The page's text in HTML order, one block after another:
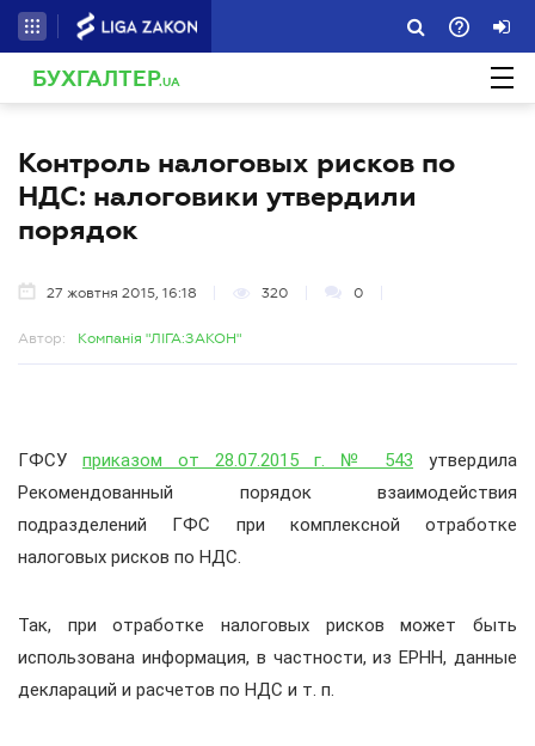
БУХГАЛТЕР.UA
Контроль налоговых рисков по
НДС: налоговики утвердили
порядок
27 жовтня 2015, 16:18 320 0
Автор: Компанія "ЛІГА:ЗАКОН"
ГФСУ приказом от 28.07.2015 г. № 543 утвердила
Рекомендованный порядок взаимодействия
подразделений ГФС при комплексной отработке
налоговых рисков по НДС.
Так, при отработке налоговых рисков может быть
использована информация, в частности, из ЕРНН, данные
деклараций и расчетов по НДС и т. п.